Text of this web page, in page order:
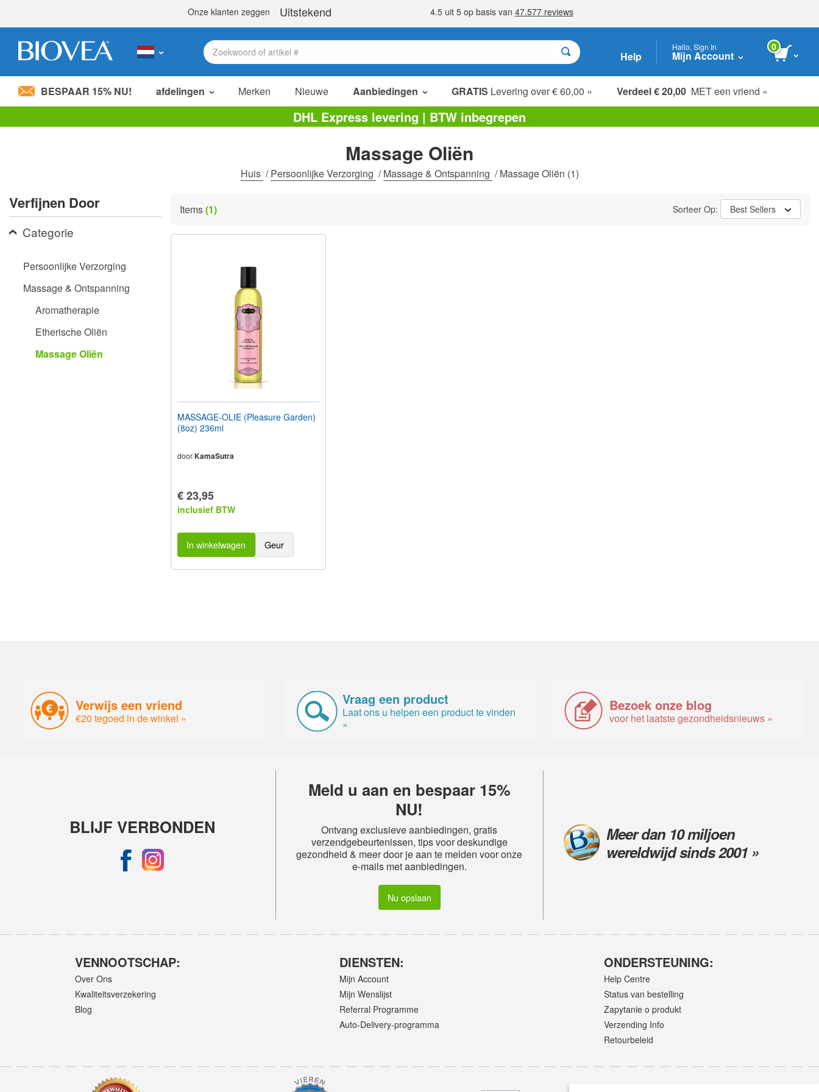
Let
Druk
op
Control-
F11
website
schermlezer
Help
Hallo, Sign In
Mijn Account
0
BESPAAR 15% NU! afdelingen Merken Nieuwe Aanbiedingen GRATIS Levering over € 60,00 » Verdeel € 20,00 MET een vriend »
verkoop items
value packs
opruiming
DHL Express levering | BTW inbegrepen
Massage Oliën
Huis /Persoonlijke Verzorging /Massage & Ontspanning /Massage Oliën (1)
Verfijnen Door
Categorie
Persoonlijke Verzorging
Massage & Ontspanning
Aromatherapie
Etherische Oliën
Massage Oliën
Items(1) Sorteer Op: Best Sellers
MASSAGE-OLIE (Pleasure Garden)
(8oz) 236ml
doorKamaSutra
€ 23,95
inclusief BTW
In winkelwagen Geur
Verwijs een vriend
€20 tegoed in de winkel »
Vraag een product
Laat ons u helpen een product te vinden
»
Bezoek onze blog
voor het laatste gezondheidsnieuws »
BLIJF VERBONDEN
Meld u aan en bespaar 15%
NU!
Ontvang exclusieve aanbiedingen, gratis
verzendgebeurtenissen, tips voor deskundige
gezondheid & meer door je aan te melden voor onze
e-mails met aanbiedingen.
Nu opslaan
Meer dan 10 miljoen
wereldwijd sinds 2001 »
VENNOOTSCHAP:
Over Ons
Kwaliteitsverzekering
Blog
DIENSTEN:
Mijn Account
Mijn Wenslijst
Referral Programme
Auto-Delivery-programma
ONDERSTEUNING:
Help Centre
Status van bestelling
Zapytanie o produkt
Verzending Info
Retourbeleid